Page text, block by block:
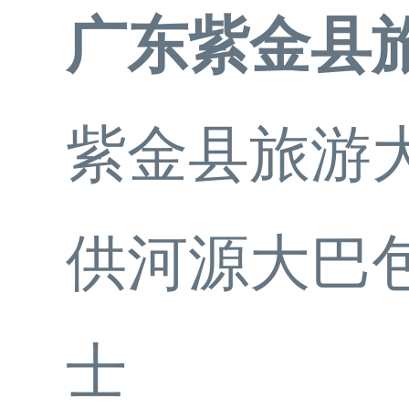
广东紫金县
紫金县旅游
供河源大巴
士